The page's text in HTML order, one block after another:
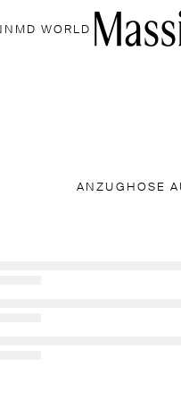
MD WORLD
ANZUGHOSE